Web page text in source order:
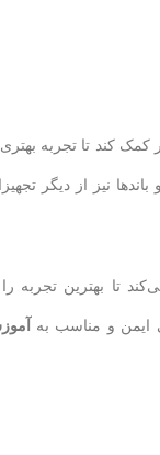
کند تا تجربه بهتری
نیز از دیگر
تا بهترین تجربه را
ایمن و مناسب به